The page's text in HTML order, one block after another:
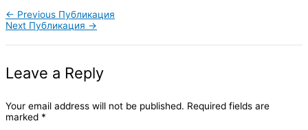
← Previous Публикация
Next Публикация →
Leave a Reply
Your email address will not be published. Required fields are
marked *